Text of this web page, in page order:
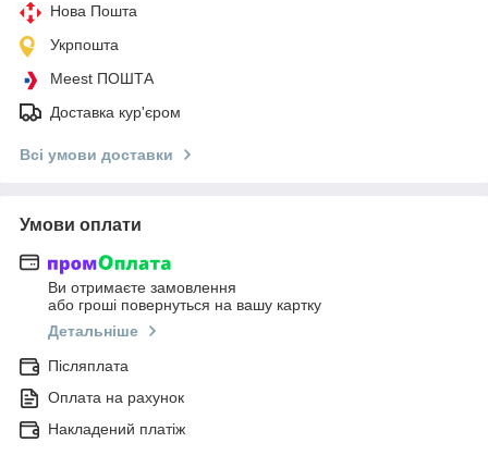
Нова Пошта
Укрпошта
Meest ПОШТА
Доставка кур'єром
Всі умови доставки
Умови оплати
Ви отримаєте замовлення
або гроші повернуться на вашу картку
Детальніше
Післяплата
Оплата на рахунок
Накладений платіж